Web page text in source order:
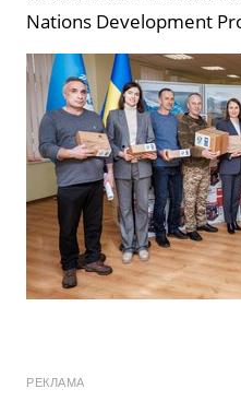
Nations Development
РЕКЛАМА